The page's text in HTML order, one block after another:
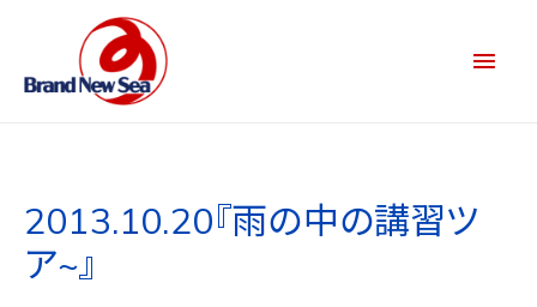
2013.10.20『雨の中の講習ツ
ア~』